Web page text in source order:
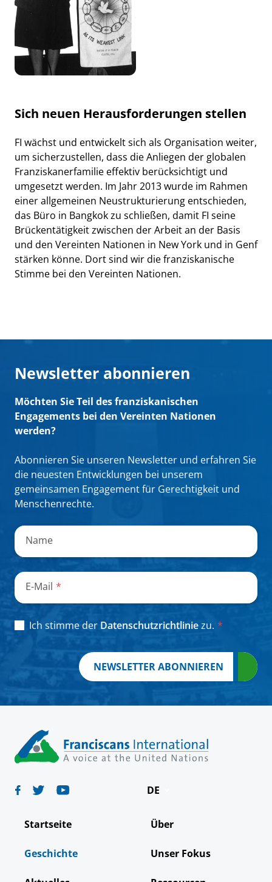
Sich neuen Herausforderungen stellen
FI wächst und entwickelt sich als Organisation weiter,
um sicherzustellen, dass die Anliegen der globalen
Franziskanerfamilie effektiv berücksichtigt und
umgesetzt werden. Im Jahr 2013 wurde im Rahmen
einer allgemeinen Neustrukturierung entschieden,
das Büro in Bangkok zu schließen, damit FI seine
Brückentätigkeit zwischen der Arbeit an der Basis
und den Vereinten Nationen in New York und in Genf
stärken könne. Dort sind wir die franziskanische
Stimme bei den Vereinten Nationen.
Newsletter abonnieren
Möchten Sie Teil des franziskanischen
Engagements bei den Vereinten Nationen
werden?
Abonnieren Sie unseren Newsletter und erfahren Sie
die neuesten Entwicklungen bei unserem
gemeinsamen Engagement für Gerechtigkeit und
Menschenrechte.
„ *“
zeigt
erforderliche
Felder
an
Name
E-Mail *
Consent *
Ich stimme der Datenschutzrichtliniezu. *
NEWSLETTER ABONNIEREN
DE
English
Startseite Über
Geschichte Unser Fokus